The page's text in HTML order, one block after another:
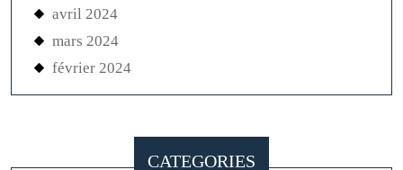
avril 2024
mars 2024
février 2024
CATEGORIES